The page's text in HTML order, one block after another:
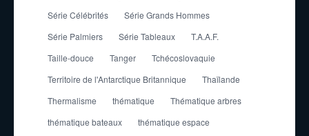
Série Célébrités
Série Grands Hommes
Série Palmiers
Série Tableaux
T.A.A.F.
Taille-douce
Tanger
Tchécoslovaquie
Territoire de l'Antarctique Britannique
Thaïlande
Thermalisme
thématique
Thématique arbres
thématique bateaux
thématique espace